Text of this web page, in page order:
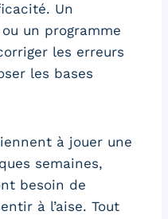
Un
un programme
les erreurs
les bases
à jouer une
semaines,
besoin de
à l’aise. Tout